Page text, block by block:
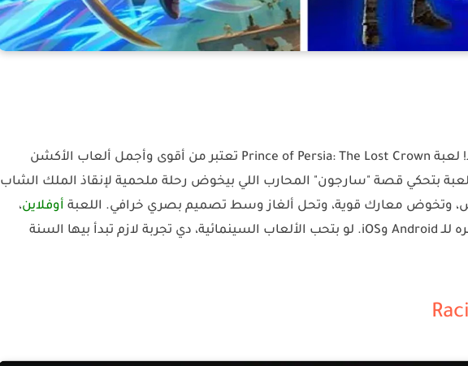
لعبة Prince of Persia: The Lost Crown تعتبر من أقوى وأجمل ألعاب الأكشن
لعام 2026. اللعبة بتحكي قصة "سارجون" المحارب اللي بيخوض رحلة ملحمية لإنقاذ الملك الشاب
وتخوض معارك قوية، وتحل ألغاز وسط تصميم بصري خرافي. اللعبة أوفلاين،
Android وiOS. لو بتحب الألعاب السينمائية، دي تجربة لازم تبدأ بيها السنة